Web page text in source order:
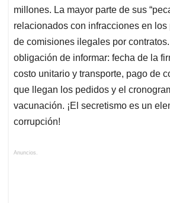
millones. La mayor parte de sus
relacionados con infracciones en los
de comisiones ilegales por
obligación de informar: fecha de la
costo unitario y transporte, pago de
que llegan los pedidos y el
vacunación. ¡El secretismo es un
corrupción!
Anuncios.